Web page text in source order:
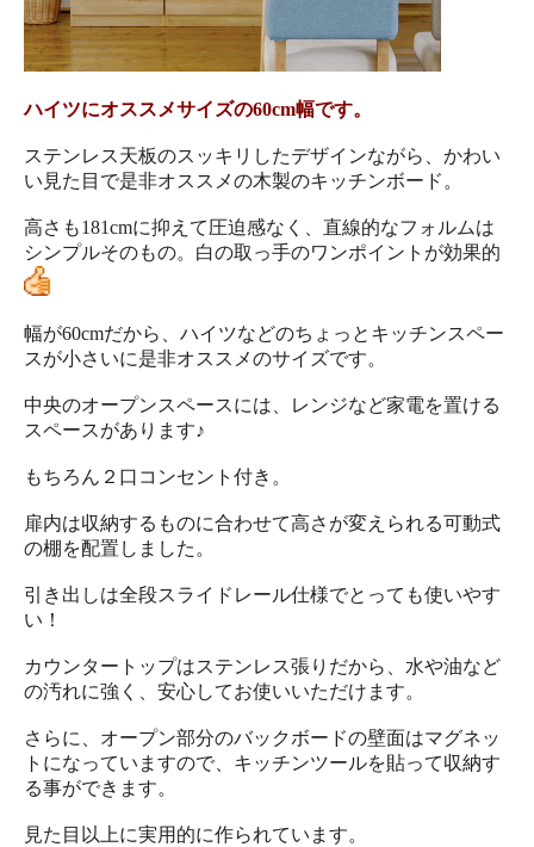
ハイツにオススメサイズの60cm幅です。
ステンレス天板のスッキリしたデザインながら、かわい
い見た目で是非オススメの木製のキッチンボード。
高さも181cmに抑えて圧迫感なく、直線的なフォルムは
シンプルそのもの。白の取っ手のワンポイントが効果的
幅が60cmだから、ハイツなどのちょっとキッチンスペー
スが小さいに是非オススメのサイズです。
中央のオープンスペースには、レンジなど家電を置ける
スペースがあります♪
もちろん２口コンセント付き。
扉内は収納するものに合わせて高さが変えられる可動式
の棚を配置しました。
引き出しは全段スライドレール仕様でとっても使いやす
い！
カウンタートップはステンレス張りだから、水や油など
の汚れに強く、安心してお使いいただけます。
さらに、オープン部分のバックボードの壁面はマグネッ
トになっていますので、キッチンツールを貼って収納す
る事ができます。
見た目以上に実用的に作られています。